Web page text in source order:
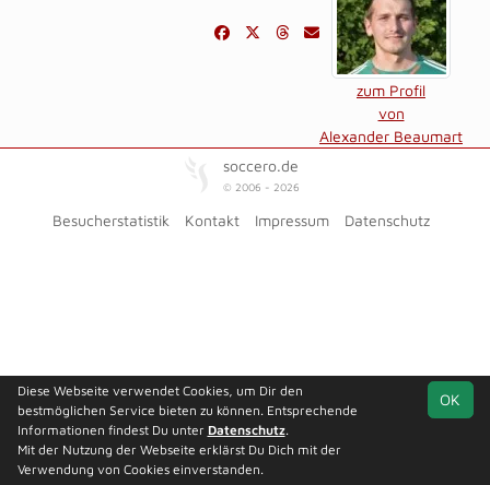
zum Profil
von
Alexander Beaumart
soccero.de
© 2006 - 2026
Besucherstatistik Kontakt Impressum Datenschutz
OK
Diese Webseite verwendet Cookies, um Dir den
bestmöglichen Service bieten zu können. Entsprechende
Informationen findest Du unter Datenschutz.
Mit der Nutzung der Webseite erklärst Du Dich mit der
Verwendung von Cookies einverstanden.